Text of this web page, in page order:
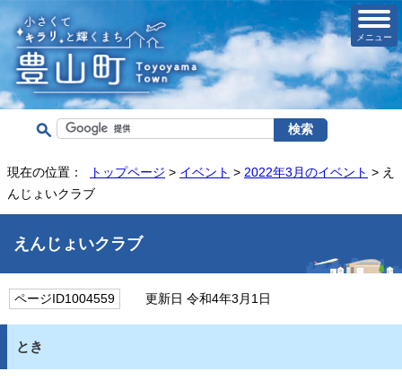
メニュー
現在の位置： トップページ > イベント > 2022年3月のイベント > え
んじょいクラブ
えんじょいクラブ
ページID1004559 更新日 令和4年3月1日
とき